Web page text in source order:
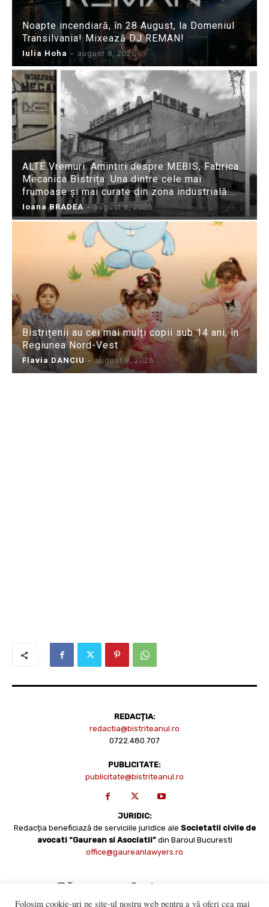
Noapte incendiară, în 28 August, la Domeniul
Transilvania! Mixează DJ REMAN!
Iulia Hoha - august 8, 2026
ALTE Vremuri. Amintiri despre MEBIS, Fabrica
Mecanica Bistrița: Una dintre cele mai
frumoase și mai curate din zona industrială:...
Ioana BRADEA - august 8, 2026
Bistrițenii au cei mai mulți copii sub 14 ani, în
Regiunea Nord-Vest
Flavia DANCIU - august 8, 2026
REDACȚIA:
redactia@bistriteanul.ro
0722.480.707
PUBLICITATE:
publicitate@bistriteanul.ro
JURIDIC:
Redacția beneficiază de serviciile juridice ale Societatii civile de
avocati “Gaurean si Asociatii” din Baroul Bucuresti
office@gaureanlawyers.ro
Folosim cookie-uri pe site-ul nostru web pentru a vă oferi cea mai